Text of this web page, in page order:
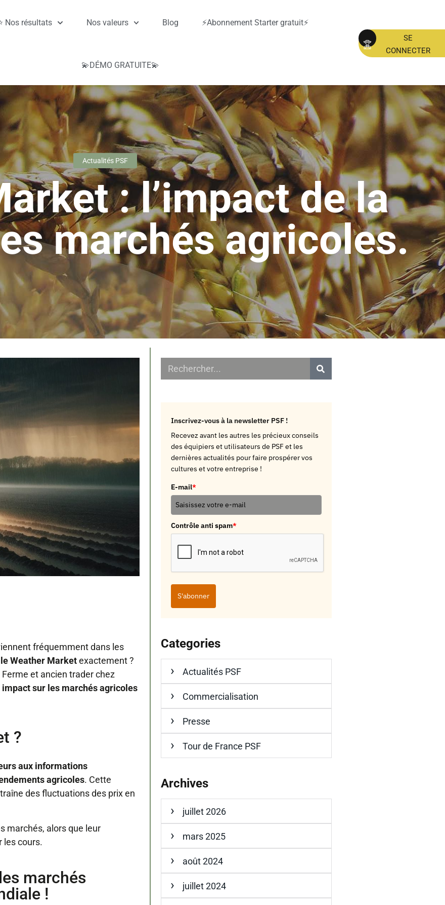
Nos résultats Nos valeurs Blog ⚡Abonnement Starter gratuit⚡
💫DÉMO GRATUITE💫
SE
CONNECTER
Actualités PSF
: l’impact de la
marchés agricoles.
fréquemment dans les
le Weather Marketexactement ?
et ancien trader chez
impact sur les marchés agricoles
?
aux informations
agricoles. Cette
des fluctuations des prix en
marchés, alors que leur
les cours.
marchés
!
Inscrivez-vous à la newsletter PSF !
Recevez avant les autres les précieux conseils
des équipiers et utilisateurs de PSF et les
dernières actualités pour faire prospérer vos
cultures et votre entreprise !
E-mail*
Contrôle anti spam*
S'abonner
Categories
Actualités PSF
Commercialisation
Presse
Tour de France PSF
Archives
juillet 2026
mars 2025
août 2024
juillet 2024